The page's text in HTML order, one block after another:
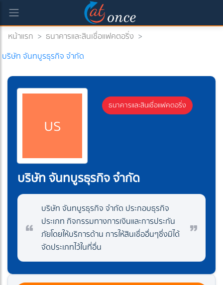
หน้าแรก > ธนาคารและสินเชื่อแฟคตอริ่ง >
บริษัท จันทบูรธุรกิจ จำกัด
บร
ธนาคารและสินเชื่อแฟคตอริ่ง
บริษัท จันทบูรธุรกิจ จำกัด
บริษัท จันทบูรธุรกิจ จำกัด ประกอบธุรกิจ
ประเภท กิจกรรมทางการเงินและการประกัน
ภัยโดยให้บริการด้าน การให้สินเชื่ออื่นๆซึ่งมิได้
จัดประเภทไว้ในที่อื่น